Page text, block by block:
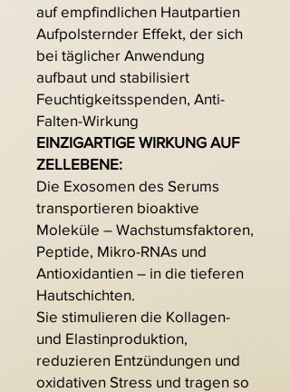
auf empfindlichen Hautpartien
Aufpolsternder Effekt, der sich
bei täglicher Anwendung
aufbaut und stabilisiert
Feuchtigkeitsspenden, Anti-
Falten-Wirkung
EINZIGARTIGE WIRKUNG AUF
ZELLEBENE:
Die Exosomen des Serums
transportieren bioaktive
Moleküle – Wachstumsfaktoren,
Peptide, Mikro-RNAs und
Antioxidantien – in die tieferen
Hautschichten.
Sie stimulieren die Kollagen-
und Elastinproduktion,
reduzieren Entzündungen und
oxidativen Stress und tragen so